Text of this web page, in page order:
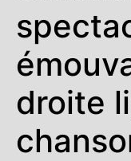
droite